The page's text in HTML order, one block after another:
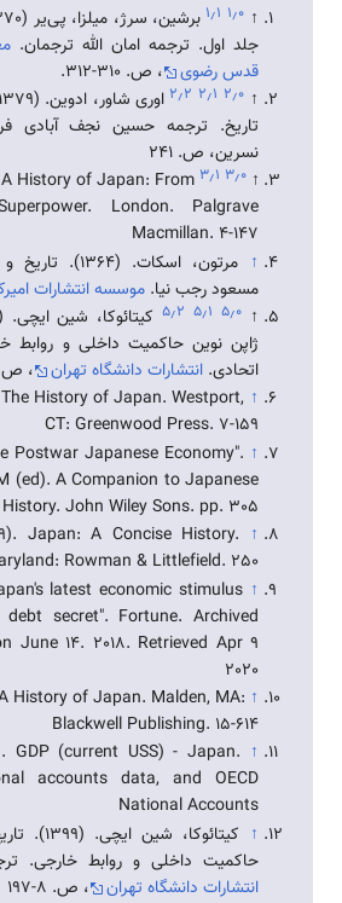
↑ ۱٫۰ ۱٫۱
جلد اول. ترجمه امان الله ترجمان.
قدس رضوی
، ص. 310-312.
↑ ۲٫۰ ۲٫۱ ۲٫۲ اوری شاور، ادوین. (1379).
تاریخ. ترجمه حسین نجف آبادی
نسرین، ص. 241
↑ ۳٫۰ ۳٫۱
A History of Japan: From
London. Palgrave
Macmillan. 4-147
↑ مرتون، اسکات. (1364). تاریخ و فرهنگ
مسعود رجب نیا. موسسه انتشارات
↑ ۵٫۰ ۵٫۱ ۵٫۲
ژاپن نوین حاکمیت داخلی و روابط
اتحادی. انتشارات دانشگاه تهران
، ص.
↑
History of Japan. Westport,
CT: Greenwood Press. 7-159
↑
Postwar Japanese Economy".
(ed). A Companion to Japanese
History. John Wiley Sons. pp. 305
↑
Japan: A Concise History.
Rowman & Littlefield. 250
↑
latest economic stimulus
secret". Fortune. Archived
June 14. 2018. Retrieved Apr 9
2020
↑
History of Japan. Malden, MA:
Blackwell Publishing. 15-614
↑
GDP (current USS) - Japan.
accounts data, and OECD
National Accounts
↑ کیتائوکا، شین ایچی. (1399). تاریخ سیاسی
حاکمیت داخلی و روابط خارجی.
انتشارات دانشگاه تهران
، ص. ۸-۱۹۷